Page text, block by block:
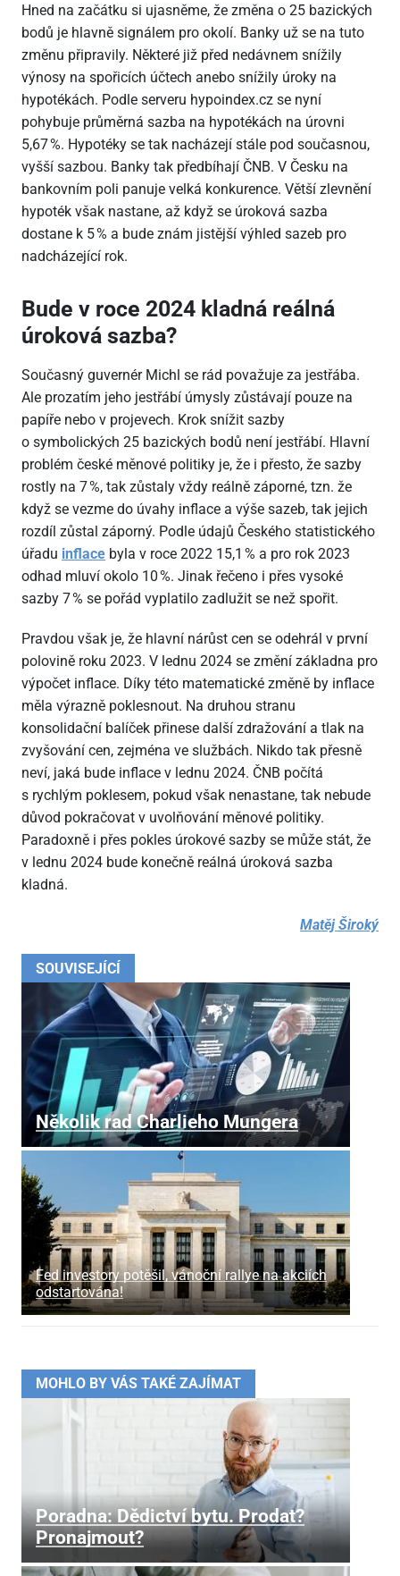
Hned na začátku si ujasněme, že změna o 25 bazických
bodů je hlavně signálem pro okolí. Banky už se na tuto
změnu připravily. Některé již před nedávnem snížily
výnosy na spořicích účtech anebo snížily úroky na
hypotékách. Podle serveru hypoindex.cz se nyní
pohybuje průměrná sazba na hypotékách na úrovni
5,67 %. Hypotéky se tak nacházejí stále pod současnou,
vyšší sazbou. Banky tak předbíhají ČNB. V Česku na
bankovním poli panuje velká konkurence. Větší zlevnění
hypoték však nastane, až když se úroková sazba
dostane k 5 % a bude znám jistější výhled sazeb pro
nadcházející rok.
SOUVISEJÍCÍ
Několik rad Charlieho Mungera
Fed investory potěšil, vánoční rallye na akciích
odstartována!
Bude v roce 2024 kladná reálná
úroková sazba?
Současný guvernér Michl se rád považuje za jestřába.
Ale prozatím jeho jestřábí úmysly zůstávají pouze na
papíře nebo v projevech. Krok snížit sazby
o symbolických 25 bazických bodů není jestřábí. Hlavní
problém české měnové politiky je, že i přesto, že sazby
rostly na 7 %, tak zůstaly vždy reálně záporné, tzn. že
když se vezme do úvahy inflace a výše sazeb, tak jejich
rozdíl zůstal záporný. Podle údajů Českého statistického
úřadu inflace byla v roce 2022 15,1 % a pro rok 2023
odhad mluví okolo 10 %. Jinak řečeno i přes vysoké
sazby 7 % se pořád vyplatilo zadlužit se než spořit.
Pravdou však je, že hlavní nárůst cen se odehrál v první
polovině roku 2023. V lednu 2024 se změní základna pro
výpočet inflace. Díky této matematické změně by inflace
měla výrazně poklesnout. Na druhou stranu
konsolidační balíček přinese další zdražování a tlak na
zvyšování cen, zejména ve službách. Nikdo tak přesně
neví, jaká bude inflace v lednu 2024. ČNB počítá
s rychlým poklesem, pokud však nenastane, tak nebude
důvod pokračovat v uvolňování měnové politiky.
Paradoxně i přes pokles úrokové sazby se může stát, že
v lednu 2024 bude konečně reálná úroková sazba
kladná.
Matěj Široký
MOHLO BY VÁS TAKÉ ZAJÍMAT
Poradna: Dědictví bytu. Prodat?
Pronajmout?